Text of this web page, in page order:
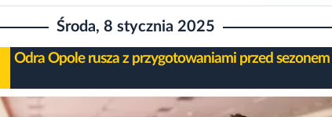
Środa, 8 stycznia 2025
Odra Opole rusza z przygotowaniami przed sezonem